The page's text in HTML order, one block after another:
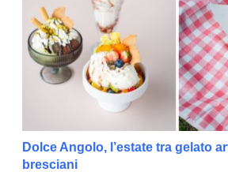
Dolce Angolo, l’estate tra gelato
bresciani